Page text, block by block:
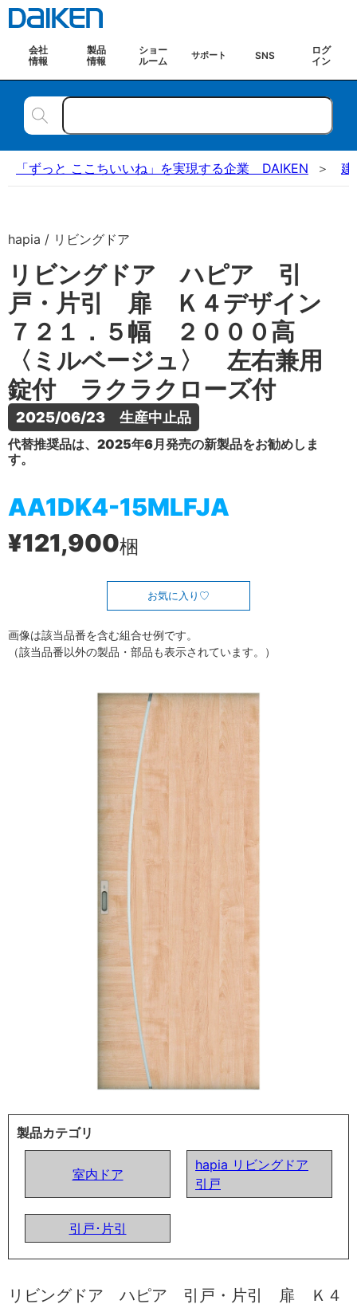
会社
情報
製品
情報
ショー
ルーム
サポート SNS
ログ
イン
「ずっと ここちいいね」を実現する企業 DAIKEN 建
hapia / リビングドア
リビングドア ハピア 引
戸・片引 扉 Ｋ４デザイン
７２１．５幅 ２０００高
〈ミルベージュ〉 左右兼用
錠付 ラクラクローズ付
2025/06/23　生産中止品
代替推奨品は、2025年6月発売の新製品をお勧めしま
す。
AA1DK4-15MLFJA
¥121,900梱
お気に入り
画像は該当品番を含む組合せ例です。
（該当品番以外の製品・部品も表示されています。）
製品カテゴリ
室内ドア
hapia リビングドア
引戸
引戸･片引
リビングドア ハピア 引戸・片引 扉 Ｋ４